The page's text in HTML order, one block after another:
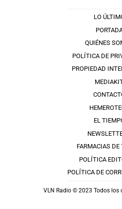
LO
QUIÉNES
POLÍTICA DE
PROPIEDAD
EL
FARMACIAS DE
POLÍTICA
POLÍTICA DE
VLN Radio © 2023 Todos los